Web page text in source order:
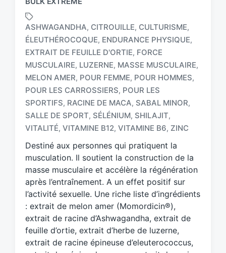
T
a
g
e
d
w
t
h
ASHWAGANDHA, CITROUILLE, CULTURISME,
ÉLEUTHÉROCOQUE, ENDURANCE PHYSIQUE,
EXTRAIT DE FEUILLE D'ORTIE, FORCE
MUSCULAIRE, LUZERNE, MASSE MUSCULAIRE,
MELON AMER, POUR FEMME, POUR HOMMES,
POUR LES CARROSSIERS, POUR LES
SPORTIFS, RACINE DE MACA, SABAL MINOR,
SALLE DE SPORT, SÉLÉNIUM, SHILAJIT,
VITALITÉ, VITAMINE B12, VITAMINE B6, ZINC
Destiné aux personnes qui pratiquent la
musculation. Il soutient la construction de la
masse musculaire et accélère la régénération
après l’entraînement. A un effet positif sur
l’activité sexuelle. Une riche liste d’ingrédients
: extrait de melon amer (Momordicin®),
extrait de racine d’Ashwagandha, extrait de
feuille d’ortie, extrait d’herbe de luzerne,
extrait de racine épineuse d’eleuterococcus,